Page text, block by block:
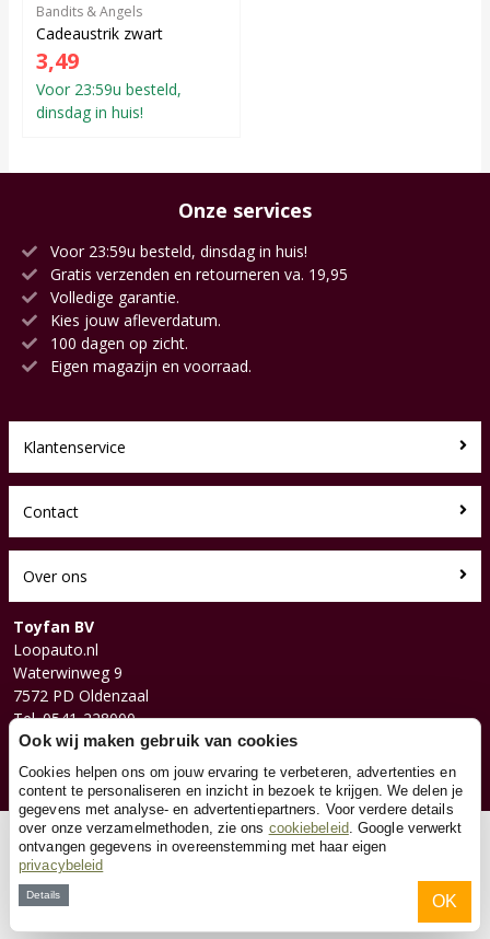
Bandits & Angels
Cadeaustrik zwart
3,49
Voor 23:59u besteld,
dinsdag in huis!
Onze services
Voor 23:59u besteld, dinsdag in huis!
Gratis verzenden en retourneren va. 19,95
Volledige garantie.
Kies jouw afleverdatum.
100 dagen op zicht.
Eigen magazijn en voorraad.
Klantenservice
Contact
Over ons
Toyfan BV
Loopauto.nl
Waterwinweg 9
7572 PD Oldenzaal
Tel. 0541-228000
Facebook
Instagram
© 2026 Toyfan BV
Ook wij maken gebruik van cookies
Cookies helpen ons om jouw ervaring te verbeteren, advertenties en
content te personaliseren en inzicht in bezoek te krijgen. We delen je
gegevens met analyse- en advertentiepartners. Voor verdere details
over onze verzamelmethoden, zie ons cookiebeleid. Google verwerkt
ontvangen gegevens in overeenstemming met haar eigen
privacybeleid
Details OK